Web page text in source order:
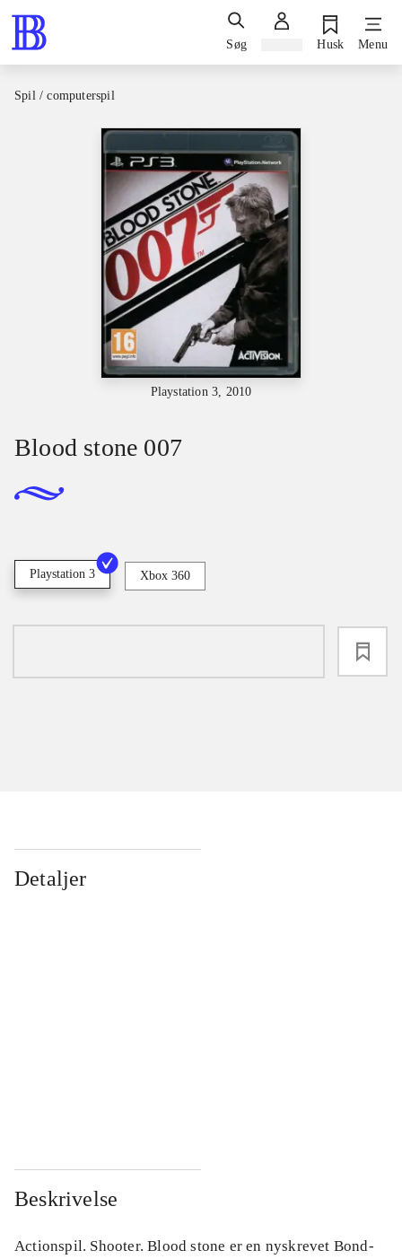
Søg Husk Menu
Spil / computerspil
Playstation 3, 2010
Blood stone 007
Playstation 3 Xbox 360
Detaljer
Beskrivelse
Actionspil. Shooter. Blood stone er en nyskrevet Bond-